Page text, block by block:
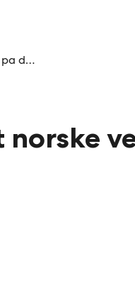
Kvaliteten pa det norske veinettet 2016 1